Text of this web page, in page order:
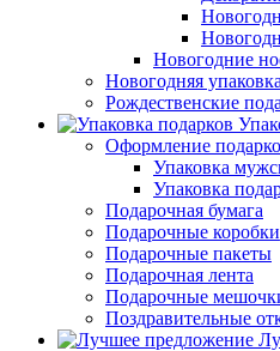
Новогодние
Новогодняя упаковка
Рождественские
Оформление
Упаковка
Упаковка
Подарочная бумага
Подарочные коробки
Подарочные пакеты
Подарочная лента
Подарочные
Поздравительные